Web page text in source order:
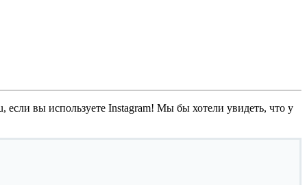
если вы используете Instagram! Мы бы хотели увидеть, что у